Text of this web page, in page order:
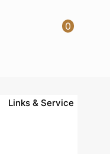
0
Links & Service